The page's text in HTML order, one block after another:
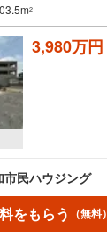
2
3,980万円
民ハウジング
をもらう （無料）